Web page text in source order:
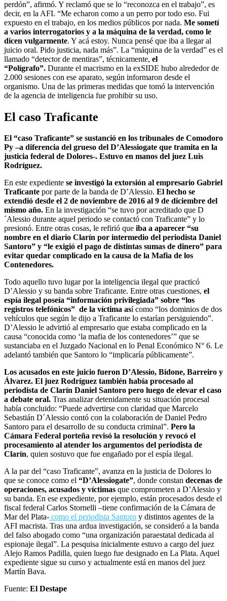
perdón”, afirmó. Y reclamó que se lo “reconozca en el trabajo”, es
decir, en la AFI. “Me echaron como a un perro por todo eso. Fui
expuesto en el trabajo, en los medios públicos por nada. Me sometí
a varios interrogatorios y a la máquina de la verdad, como le
dicen vulgarmente. Y acá estoy. Nunca pensé que iba a llegar al
juicio oral. Pido justicia, nada más”. La “máquina de la verdad” es el
llamado “detector de mentiras”, técnicamente, el
“Polígrafo”. Durante el macrismo en la exSIDE hubo alrededor de
2.000 sesiones con ese aparato, según informaron desde el
organismo. Una de las primeras medidas que tomó la intervención
de la agencia de inteligencia fue prohibir su uso.
El caso Traficante
El “caso Traficante” se sustanció en los tribunales de Comodoro
Py –a diferencia del grueso del D’Alessiogate que tramita en la
justicia federal de Dolores-. Estuvo en manos del juez Luis
Rodríguez.
En este expediente se investigó la extorsión al empresario Gabriel
Traficante por parte de la banda de D’Alessio. El hecho se
extendió desde el 2 de noviembre de 2016 al 9 de diciembre del
mismo año. En la investigación “se tuvo por acreditado que D
´Alessio durante aquel periodo se contactó con Traficante” y lo
presionó. Entre otras cosas, le refirió que iba a aparecer “su
nombre en el diario Clarín por intermedio del periodista Daniel
Santoro” y “le exigió el pago de distintas sumas de dinero” para
evitar quedar complicado en la causa de la Mafia de los
Contenedores.
Todo aquello tuvo lugar por la inteligencia ilegal que practicó
D’Alessio y su banda sobre Traficante. Entre otras cuestiones, el
espía ilegal poseía “información privilegiada” sobre “los
registros telefónicos” de la víctima así como “los dominios de dos
vehículos que según le dijo a Traficante lo estarían persiguiendo”.
D’Alessio le advirtió al empresario que estaba complicado en la
causa “conocida como ‘la mafia de los contenedores’” que se
sustanciaba en el Juzgado Nacional en lo Penal Económico N° 6. Le
adelantó también que Santoro lo “implicaría públicamente”.
Los acusados en este juicio fueron D’Alessio, Bidone, Barreiro y
Álvarez. El juez Rodríguez también había procesado al
periodista de Clarín Daniel Santoro pero luego de elevar el caso
a debate oral. Tras analizar detenidamente su situación procesal
había concluido: “Puede advertirse con claridad que Marcelo
Sebastián D´Alessio contó con la colaboración de Daniel Pedro
Santoro para el desarrollo de su conducta criminal”. Pero la
Cámara Federal porteña revisó la resolución y revocó el
procesamiento al atender los argumentos del periodista de
Clarín, quien sostuvo que fue engañado por el espía ilegal.
A la par del “caso Traficante”, avanza en la justicia de Dolores lo
que se conoce como el “D’Alessiogate”, donde constan decenas de
operaciones, acusados y víctimas que comprometen a D’Alessio y
su banda. En ese expediente, por ejemplo, están procesados desde el
fiscal federal Carlos Stornelli –tiene confirmación de la Cámara de
Mar del Plata- como el periodista Santoro y distintos agentes de la
AFI macrista. Tras una ardua investigación, se consideró a la banda
del falso abogado como “una organización paraestatal dedicada al
espionaje ilegal”. La pesquisa inicialmente estuvo a cargo del juez
Alejo Ramos Padilla, quien luego fue designado en La Plata. Aquel
expediente sigue su curso y actualmente está en manos del juez
Martín Bava.
Fuente: El Destape